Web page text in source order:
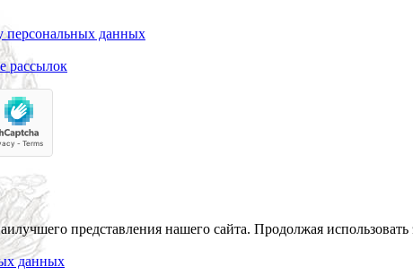
персональных данных
рассылок
представления нашего сайта. Продолжая использовать
данных